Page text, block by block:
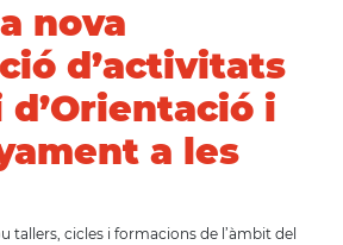
nova
d’activitats
i
a les
tallers, cicles i formacions de l’àmbit del